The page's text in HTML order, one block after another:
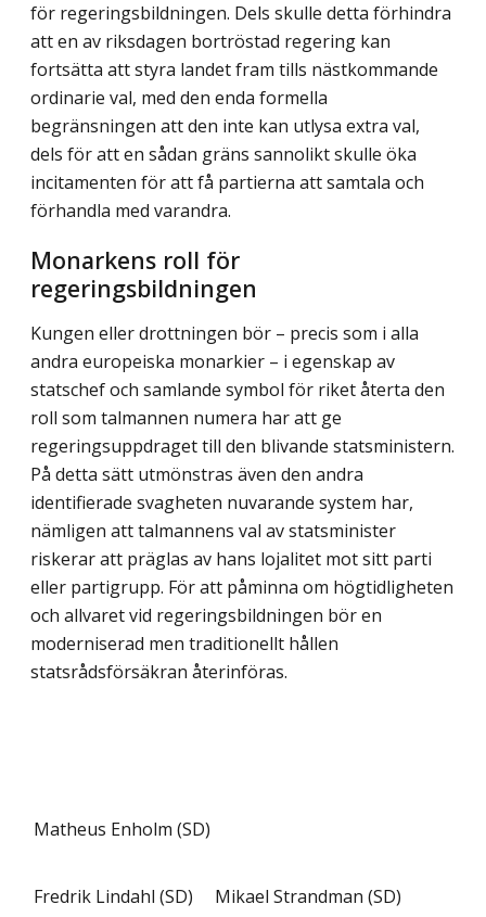
för regeringsbildningen. Dels skulle detta förhindra
att en av riksdagen bortröstad regering kan
fortsätta att styra landet fram tills nästkommande
ordinarie val, med den enda formella
begränsningen att den inte kan utlysa extra val,
dels för att en sådan gräns sannolikt skulle öka
incitamenten för att få partierna att samtala och
förhandla med varandra.
Monarkens roll för
regeringsbildningen
Kungen eller drottningen bör – precis som i alla
andra europeiska monarkier – i egenskap av
statschef och samlande symbol för riket återta den
roll som talmannen numera har att ge
regeringsuppdraget till den blivande statsministern.
På detta sätt utmönstras även den andra
identifierade svagheten nuvarande system har,
nämligen att talmannens val av statsminister
riskerar att präglas av hans lojalitet mot sitt parti
eller partigrupp. För att påminna om högtidligheten
och allvaret vid regeringsbildningen bör en
moderniserad men traditionellt hållen
statsrådsförsäkran återinföras.
Matheus Enholm (SD)
Fredrik Lindahl (SD) Mikael Strandman (SD)